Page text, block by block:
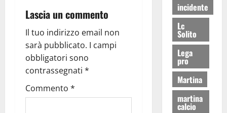
Lascia un commento
Il tuo indirizzo email non
sarà pubblicato. I campi
obbligatori sono
contrassegnati *
Commento *
incidente
Lc
Solito
Lega
pro
Martina
martina
calcio